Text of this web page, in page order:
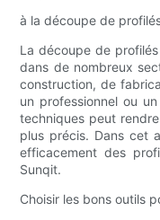
à la découpe de
La découpe de
dans de nombreux
construction, de
un professionnel ou
techniques peut
plus précis. Dans cet
efficacement des
Sunqit.
Choisir les bons outils